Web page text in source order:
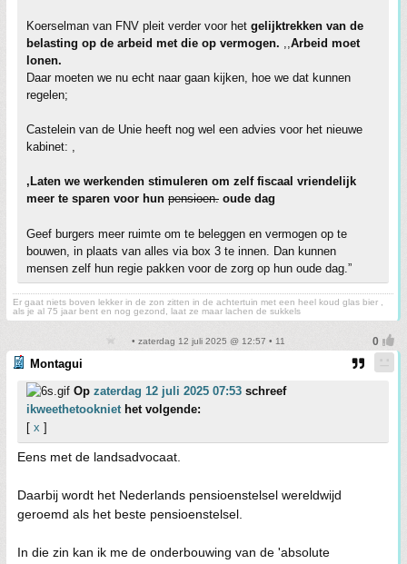
Koerselman van FNV pleit verder voor het gelijktrekken van de
belasting op de arbeid met die op vermogen.
Arbeid moet
lonen.
Daar moeten we nu echt naar gaan kijken, hoe we dat kunnen
regelen;
Castelein van de Unie heeft nog wel een advies voor het nieuwe
kabinet: ,
,Laten we werkenden stimuleren om zelf fiscaal vriendelijk
meer te sparen voor hun pensioen. oude dag
Geef burgers meer ruimte om te beleggen en vermogen op te
bouwen, in plaats van alles via box 3 te innen. Dan kunnen
mensen zelf hun regie pakken voor de zorg op hun oude dag.”
Er gaat niets boven lekker in de zon zitten in de achtertuin met een heel koud glas bier ,
als je al 75 jaar bent en nog gezond, laat ze maar lachen de sukkels
• zaterdag 12 juli 2025 @ 12:57 • 11
Montagui
Op zaterdag 12 juli 2025 07:53 schreef
ikweethetookniet het volgende:
[ x ]
Eens met de landsadvocaat.
Daarbij wordt het Nederlands pensioenstelsel wereldwijd
geroemd als het beste pensioenstelsel.
In die zin kan ik me de onderbouwing van de 'absolute